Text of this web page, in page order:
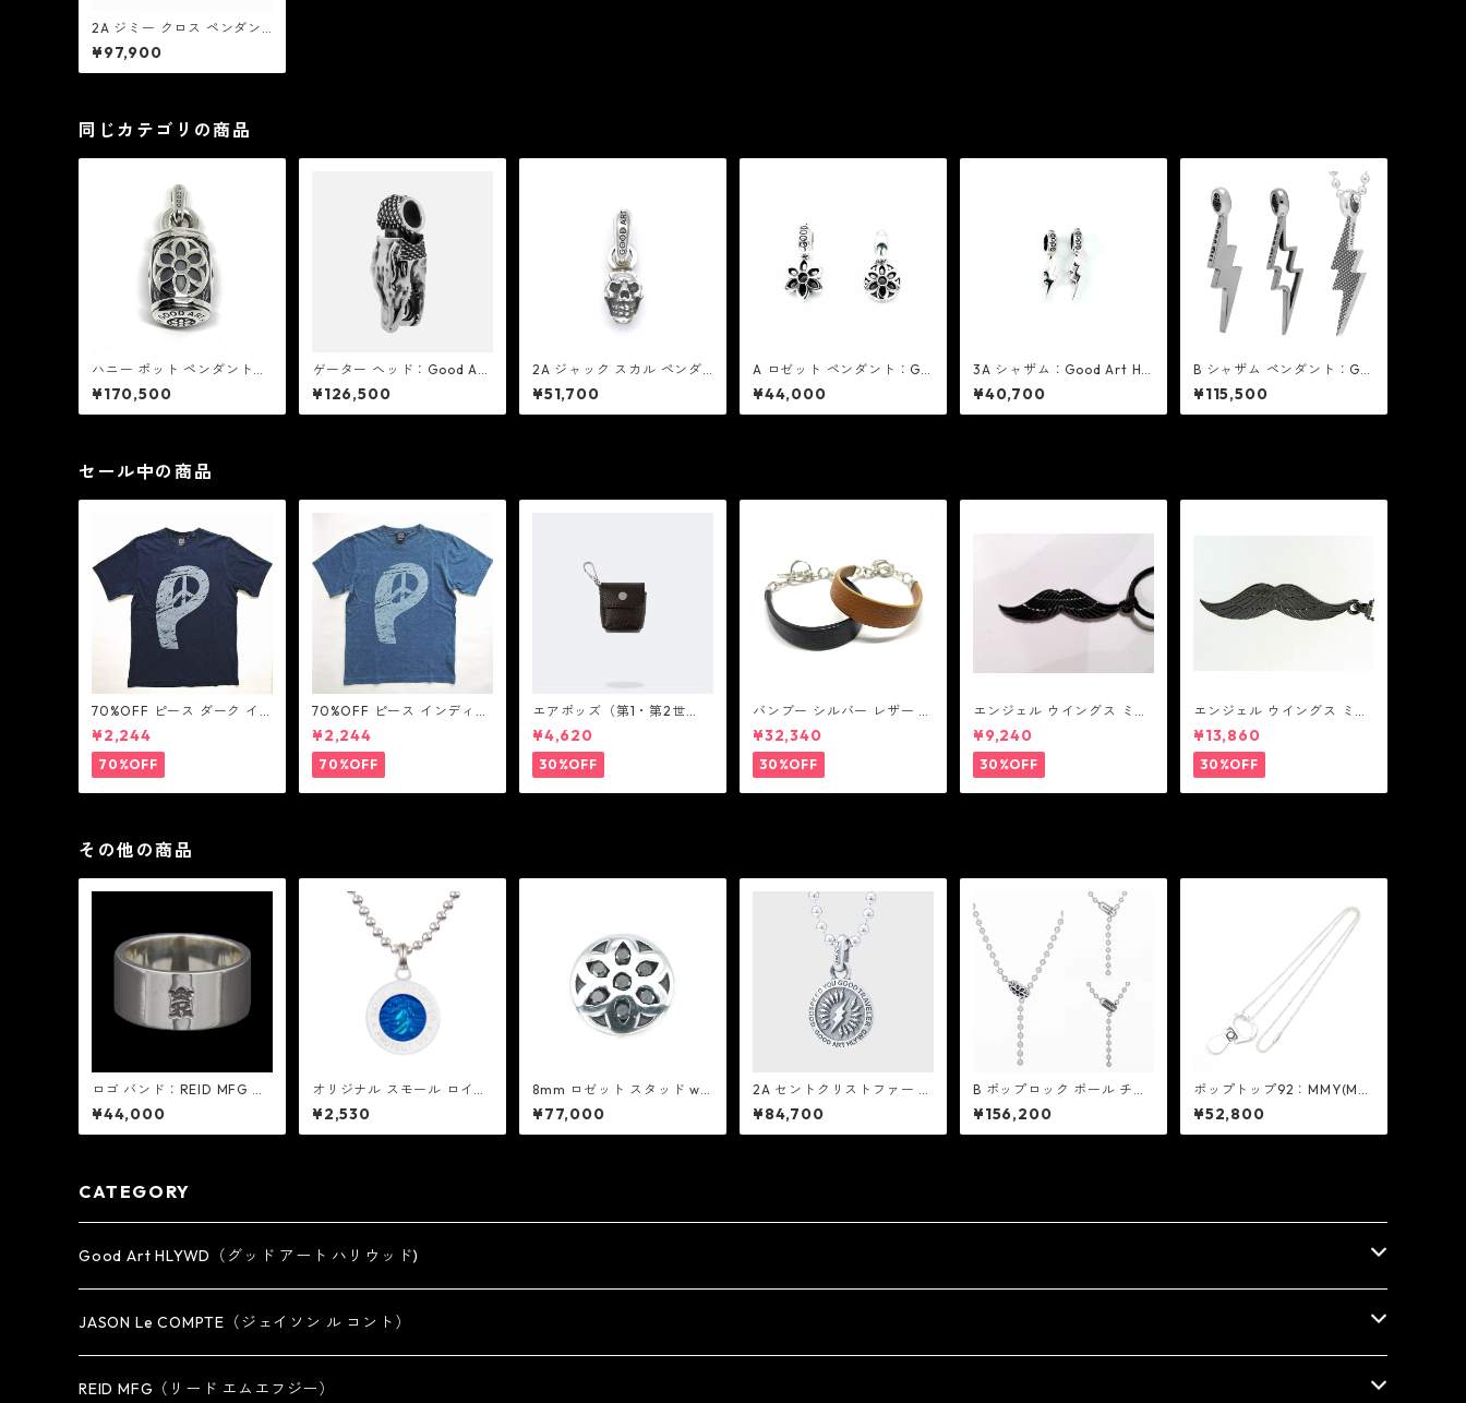
2A ジミー クロス ペンダン
ト：Good Art HLYWD グッ
ド アート ハリウッド
¥97,900
同じカテゴリの商品
ハニー ポット ペンダント：
Good Art HLYWD グッド ア
ート ハリウッド
¥170,500
ゲーター ヘッド：Good Art
HLYWD グッド アート ハリ
ウッド
¥126,500
2A ジャック スカル ペンダ
ント：Good Art HLYWD グ
ッド アート ハリウッド
¥51,700
A ロゼット ペンダント：Go
od Art HLYWD グッド アー
ト ハリウッド
¥44,000
3A シャザム：Good Art HL
YWD グッド アート ハリウ
ッド
¥40,700
B シャザム ペンダント：Go
od Art HLYWD グッド アー
ト ハリウッド
¥115,500
セール中の商品
70%OFF ピース ダーク イ
ンディゴ Tシャツ：LOVE N'
PEACE N' ROCK ' ROLL ラ
ブ ン ピース ン ロック ン ロ
ール
¥2,244
70%OFF
70%OFF ピース インディゴ
Tシャツ：LOVE N' PEACE
N' ROCK ' ROLL ラブ ン ピ
ース ン ロック ン ロール
¥2,244
70%OFF
エアポッズ（第1・第2世
代）ポーチ：BANDOLIER
バンドリヤー
¥4,620
30%OFF
バンブー シルバー レザー リ
ンク ステーション ブレスレ
ット：JOHN HARDY ジョン
ハーディー
¥32,340
30%OFF
エンジェル ウイングス ミデ
ィアム ペンダント ブラック
コーティング（サテンコー
ド付属）
¥9,240
30%OFF
エンジェル ウイングス ミデ
ィアム ペンダント ブラック
¥13,860
30%OFF
その他の商品
ロゴ バンド：REID MFG リ
ード エムエフジー
¥44,000
オリジナル スモール ロイヤ
ル ブルー / ホワイト セント
クリストファー ネックレス
：GET BACK NECKLACES
¥2,530
8mm ロゼット スタッド w/
ブラック ダイヤモンド：Go
od Art HLYWD グッド アー
ト ハリウッド
¥77,000
2A セントクリストファー ペ
ンダント シャザム：Good A
rt HLYWD グッド アート ハ
リウッド
¥84,700
B ポップロック ボール チェ
ーン ネックレス V2：Good
Art HLYWD グッド アート
ハリウッド
¥156,200
ポップトップ92：MMY(Mai
son MIHARA YASUHIRO) メ
ゾン ミハラヤスヒロ X MIC
ミック
¥52,800
CATEGORY
Good Art HLYWD（グッド アート ハリウッド)
RING
EARRING・EAR CUFF
JASON Le COMPTE（ジェイソン ル コント）
NECKLACE
REID MFG（リード エムエフジー）